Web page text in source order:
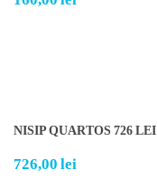
NISIP QUARTOS 726 LEI
726,00 lei